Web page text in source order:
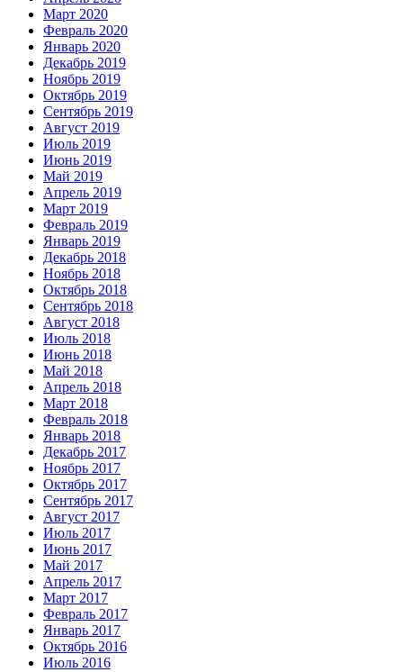
Март 2020
Февраль 2020
Январь 2020
Декабрь 2019
Ноябрь 2019
Октябрь 2019
Сентябрь 2019
Август 2019
Июль 2019
Июнь 2019
Май 2019
Апрель 2019
Март 2019
Февраль 2019
Январь 2019
Декабрь 2018
Ноябрь 2018
Октябрь 2018
Сентябрь 2018
Август 2018
Июль 2018
Июнь 2018
Май 2018
Апрель 2018
Март 2018
Февраль 2018
Январь 2018
Декабрь 2017
Ноябрь 2017
Октябрь 2017
Сентябрь 2017
Август 2017
Июль 2017
Июнь 2017
Май 2017
Апрель 2017
Март 2017
Февраль 2017
Январь 2017
Октябрь 2016
Июль 2016